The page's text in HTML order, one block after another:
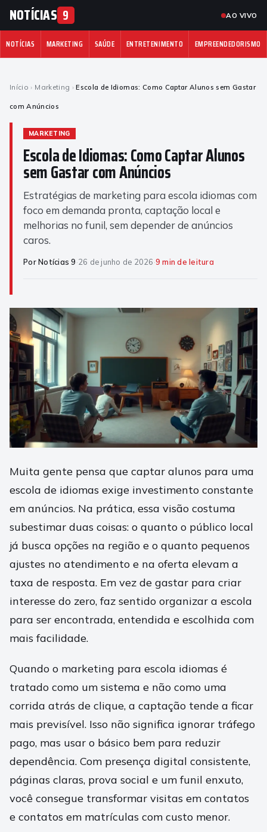
NOTÍCIAS 9 AO VIVO
NOTÍCIAS MARKETING SAÚDE ENTRETENIMENTO EMPREENDEDORISMO
Início › Marketing › Escola de Idiomas: Como Captar Alunos sem Gastar
com Anúncios
MARKETING
Escola de Idiomas: Como Captar Alunos
sem Gastar com Anúncios
Estratégias de marketing para escola idiomas com
foco em demanda pronta, captação local e
melhorias no funil, sem depender de anúncios
caros.
Por Notícias 9·26 de junho de 2026·9 min de leitura
Muita gente pensa que captar alunos para uma
escola de idiomas exige investimento constante
em anúncios. Na prática, essa visão costuma
subestimar duas coisas: o quanto o público local
já busca opções na região e o quanto pequenos
ajustes no atendimento e na oferta elevam a
taxa de resposta. Em vez de gastar para criar
interesse do zero, faz sentido organizar a escola
para ser encontrada, entendida e escolhida com
mais facilidade.
Quando o marketing para escola idiomas é
tratado como um sistema e não como uma
corrida atrás de clique, a captação tende a ficar
mais previsível. Isso não significa ignorar tráfego
pago, mas usar o básico bem para reduzir
dependência. Com presença digital consistente,
páginas claras, prova social e um funil enxuto,
você consegue transformar visitas em contatos
e contatos em matrículas com custo menor.